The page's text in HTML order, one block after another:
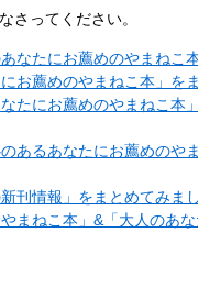
さってください。
なたにお薦めのやまねこ
お薦めのやまねこ本」を
たにお薦めのやまねこ本
あるあなたにお薦めのや
刊情報」をまとめてみま
まねこ本」&「大人のあ